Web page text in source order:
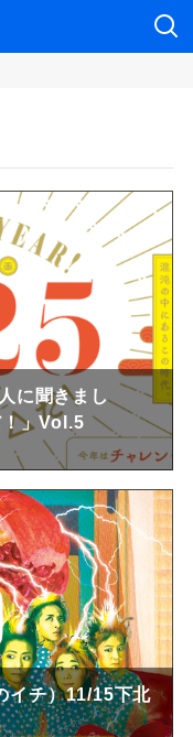
に聞きまし
」Vol.5
イチ）11/15下北